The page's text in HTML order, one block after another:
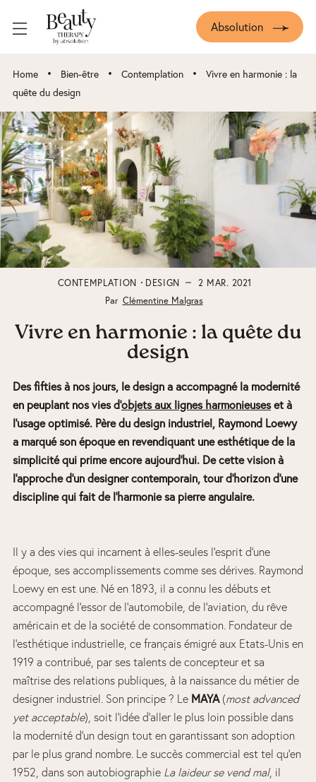
Absolution
Home • Bien-être • Contemplation •
Vivre en harmonie : la
quête du design
CONTEMPLATION DESIGN
2 MAR. 2021
Par Clémentine Malgras
Vivre en harmonie : la quête du
design
Des fifties à nos jours, le design a accompagné la modernité
en peuplant nos vies d’objets aux lignes harmonieuseset à
l’usage optimisé. Père du design industriel, Raymond Loewy
a marqué son époque en revendiquant une esthétique de la
simplicité qui prime encore aujourd’hui. De cette vision à
l’approche d’un designer contemporain, tour d’horizon d’une
discipline qui fait de l’harmonie sa pierre angulaire.
Il y a des vies qui incarnent à elles-seules l’esprit d’une
époque, ses accomplissements comme ses dérives. Raymond
Loewy en est une. Né en 1893, il a connu les débuts et
accompagné l’essor de l’automobile, de l’aviation, du rêve
américain et de la société de consommation. Fondateur de
l’esthétique industrielle, ce français émigré aux Etats-Unis en
1919 a contribué, par ses talents de concepteur et sa
maîtrise des relations publiques, à la naissance du métier de
designer industriel. Son principe ? Le MAYA (most advanced
yet acceptable), soit l’idée d’aller le plus loin possible dans
la modernité d’un design tout en garantissant son adoption
par le plus grand nombre. Le succès commercial est tel qu’en
1952, dans son autobiographie La laideur se vend mal, il